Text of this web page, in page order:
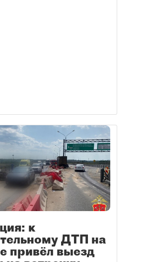
к
ДТП на
привёл выезд